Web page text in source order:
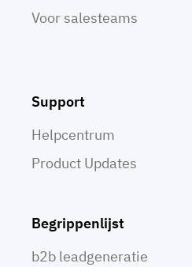
Voor salesteams
Support
Helpcentrum
Product Updates
Begrippenlijst
b2b leadgeneratie